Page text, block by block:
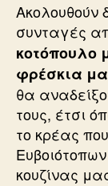
Ακολουθούν
συνταγές
κοτόπουλο
φρέσκια
θα
τους, έτσι
το κρέας
κουζίνας